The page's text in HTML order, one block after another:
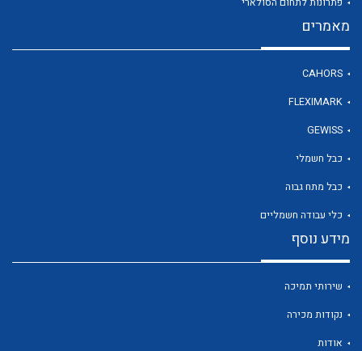
לכל מוצרי היצרן
מאמרים
CAHORS
FLEXIMARK
GEWISS
כבל חשמלי
כבל מתח גבוה
כלי עבודה חשמליים
מידע נוסף
שירותי תמיכה
נקודות מכירה
אודות